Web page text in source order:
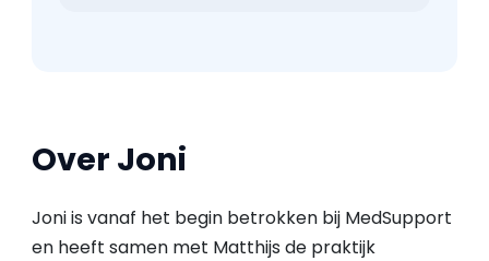
Over Joni
Joni is vanaf het begin betrokken bij MedSupport
en heeft samen met Matthijs de praktijk